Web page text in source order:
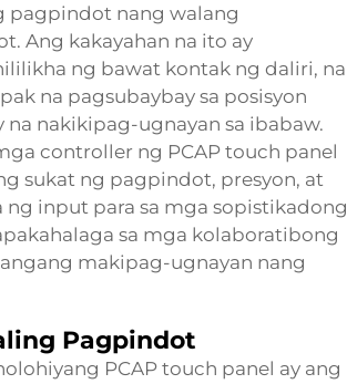
pagpindot nang walang
Ang kakayahan na ito ay
ng bawat kontak ng daliri, na
na pagsubaybay sa posisyon
nakikipag-ugnayan sa ibabaw.
controller ng PCAP touch panel
sukat ng pagpindot, presyon, at
input para sa mga sopistikadong
sa mga kolaboratibong
makipag-ugnayan nang
Pagpindot
PCAP touch panel ay ang